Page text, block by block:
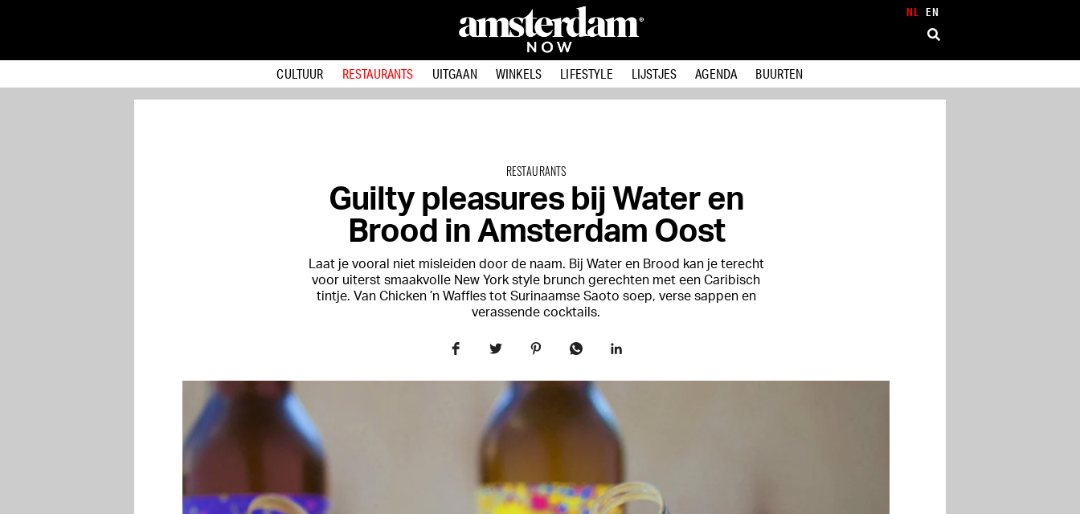
NL EN
CULTUUR RESTAURANTS UITGAAN WINKELS LIFESTYLE LIJSTJES AGENDA BUURTEN
RESTAURANTS
Guilty pleasures bij Water en
Brood in Amsterdam Oost
Laat je vooral niet misleiden door de naam. Bij Water en Brood kan je terecht
voor uiterst smaakvolle New York style brunch gerechten met een Caribisch
tintje. Van Chicken ’n Waffles tot Surinaamse Saoto soep, verse sappen en
verassende cocktails.